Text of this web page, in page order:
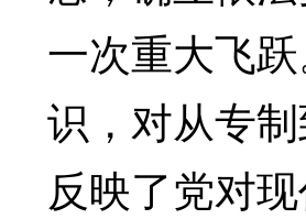
一次重大飞
识，对从专
反映了党对